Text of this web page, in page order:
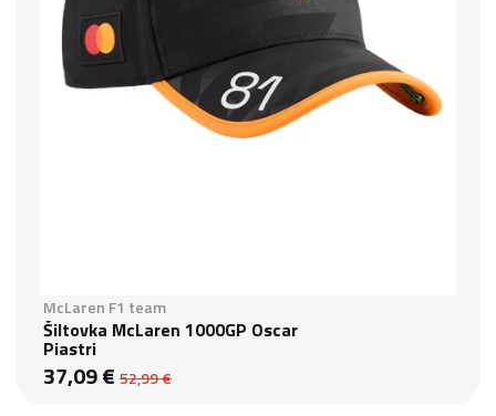
McLaren F1 team
Šiltovka McLaren 1000GP Oscar
Piastri
37,09 € 52,99 €